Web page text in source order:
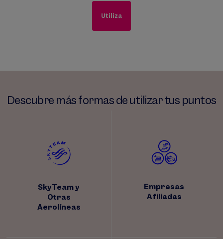
Utiliza
Descubre más formas de utilizar tus puntos
SkyTeam y
Otras
Aerolíneas
Empresas
Afiliadas